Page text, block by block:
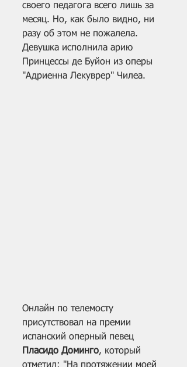
своего педагога всего лишь за
месяц. Но, как было видно, ни
разу об этом не пожалела.
Девушка исполнила арию
Принцессы де Буйон из оперы
"Адриенна Лекуврер" Чилеа.
Онлайн по телемосту
присутствовал на премии
испанский оперный певец
Пласидо Доминго, который